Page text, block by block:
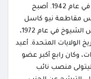
ولد بايدن في سكرانتون، بنسلفانيا، في عام 1942. أصبح
لمجلس مقاطعة نيو كاسل
في عام 1970. انتخب أول مرة لمجلس الشيوخ في عام 1972،
المتحدة. أعيد
وكان رابع أكبر عضو
منصب نائب